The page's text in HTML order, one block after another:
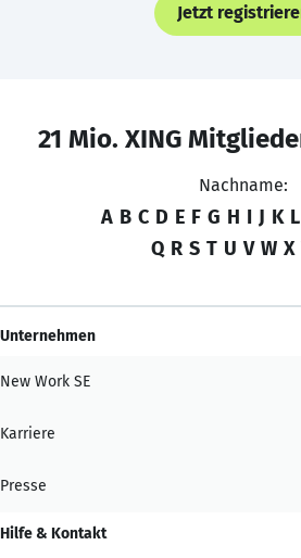
Jetzt
21 Mio. XING
Nachname:
A B C D E F G H I J K L
Q R S T U V W X
Unternehmen
New Work SE
Karriere
Presse
Hilfe & Kontakt